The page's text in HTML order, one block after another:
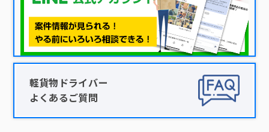
軽貨物ドライバー
よくあるご質問